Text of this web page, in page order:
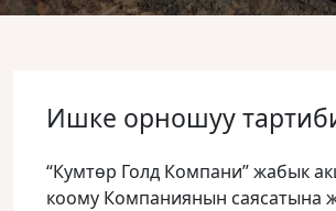
Ишке орношуу
“Кумтөр Голд Компани” жабык
коому Компаниянын саясатына